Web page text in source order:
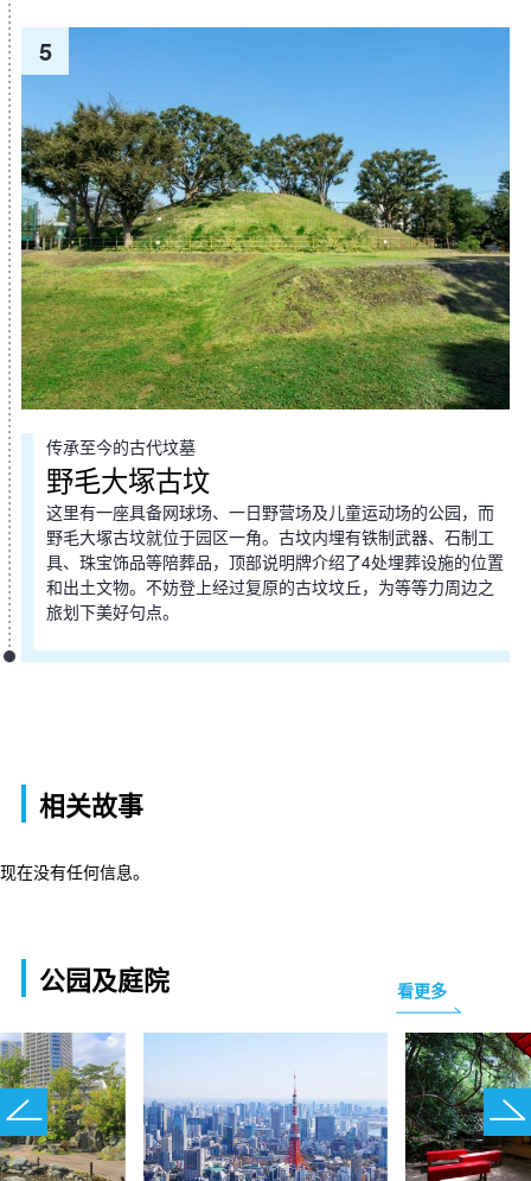
5
传承至今的古代坟墓
野毛大塚古坟
这里有一座具备网球场、一日野营场及儿童运动场的公园，而
野毛大塚古坟就位于园区一角。古坟内埋有铁制武器、石制工
具、珠宝饰品等陪葬品，顶部说明牌介绍了4处埋葬设施的位置
和出土文物。不妨登上经过复原的古坟坟丘，为等等力周边之
旅划下美好句点。
相关故事
现在没有任何信息。
公园及庭院 看更多